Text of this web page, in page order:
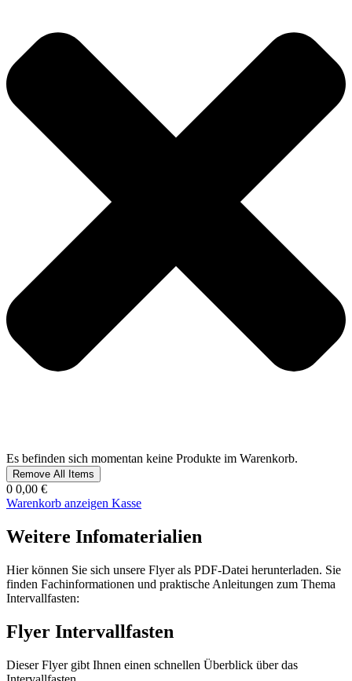
Es befinden sich momentan keine Produkte im Warenkorb.
Remove All Items
0 0,00 €
Warenkorb anzeigen Kasse
Weitere Infomaterialien
Hier können Sie sich unsere Flyer als PDF-Datei herunterladen. Sie
finden Fachinformationen und praktische Anleitungen zum Thema
Intervallfasten:
Flyer Intervallfasten
Dieser Flyer gibt Ihnen einen schnellen Überblick über das